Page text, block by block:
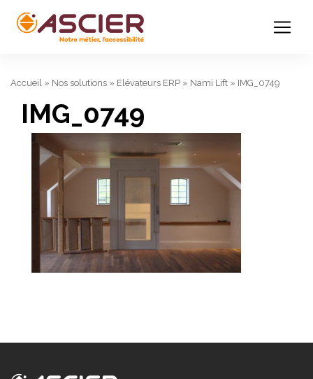
Accueil » Nos solutions » Elévateurs ERP » Nami Lift » IMG_0749
IMG_0749